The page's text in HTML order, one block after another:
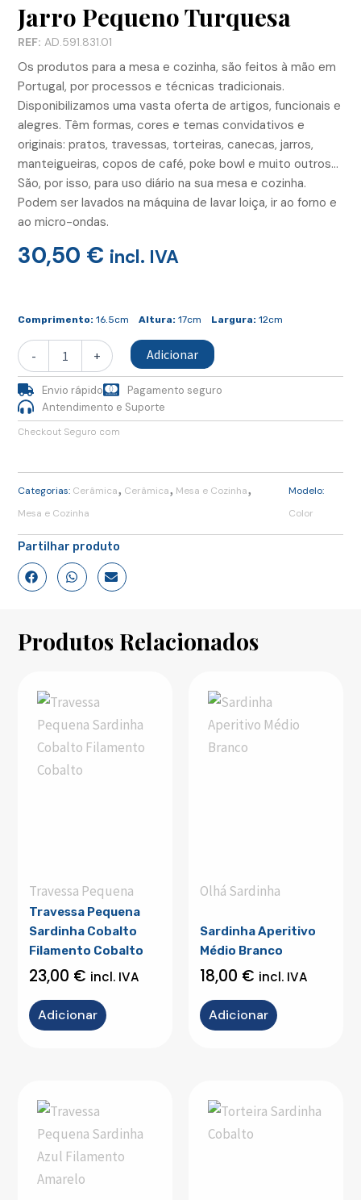
Jarro Pequeno Turquesa
REF: AD.591.831.01
Os produtos para a mesa e cozinha, são feitos à mão em
Portugal, por processos e técnicas tradicionais.
Disponibilizamos uma vasta oferta de artigos, funcionais e
alegres. Têm formas, cores e temas convidativos e
originais: pratos, travessas, torteiras, canecas, jarros,
manteigueiras, copos de café, poke bowl e muito outros…
São, por isso, para uso diário na sua mesa e cozinha.
Podem ser lavados na máquina de lavar loiça, ir ao forno e
ao micro-ondas.
30,50 € incl. IVA
Comprimento: 16.5cm Altura: 17cm Largura: 12cm
-
Jarro
Pequeno
Turquesa
+ Adicionar
Envio rápido
Pagamento seguro
Antendimento e Suporte
Checkout Seguro com
Categorias: Cerâmica, Cerâmica, Mesa e Cozinha,
Mesa e Cozinha
Modelo:
Color
Partilhar produto
Produtos Relacionados
Travessa Pequena
Travessa Pequena
Sardinha Cobalto
Filamento Cobalto
23,00 € incl. IVA
Adicionar
Olhá Sardinha
Sardinha Aperitivo
Médio Branco
18,00 € incl. IVA
Adicionar